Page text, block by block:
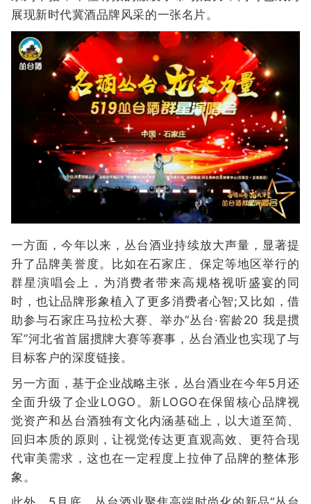
展现新时代冀酒品牌风采的一张名片。
一方面，今年以来，丛台酒业持续放大声量，显著提
升了品牌美誉度。比如在石家庄、保定等地区举行的
群星演唱会上，为消费者带来高规格视听盛宴的同
时，也让品牌形象植入了更多消费者心智;又比如，借
助参与石家庄马拉松大赛、举办“丛台·窖龄20 我是掼
军”河北省首届掼牌大赛等赛事，丛台酒业也实现了与
目标客户的深度链接。
另一方面，基于企业战略主张，丛台酒业在今年5月还
全面升级了企业LOGO。新LOGO在保留核心品牌视
觉资产和丛台酒独有文化内涵基础上，以大道至简、
回归本质的原则，让视觉传达更直观高效、更符合现
代审美需求，这也在一定程度上拉伸了品牌的整体形
象。